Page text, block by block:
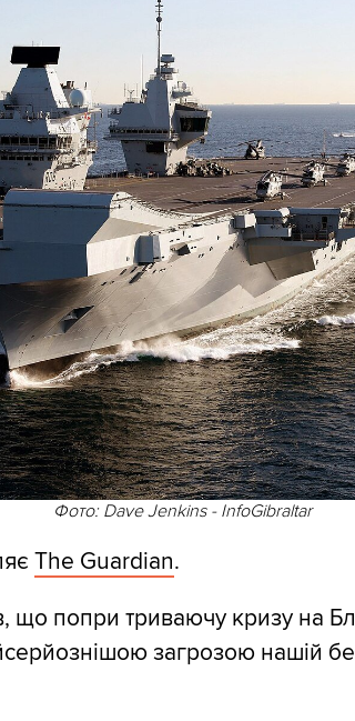
Фото: Dave Jenkins - InfoGibraltar
The Guardian.
що попри триваючу кризу на
загрозою нашій